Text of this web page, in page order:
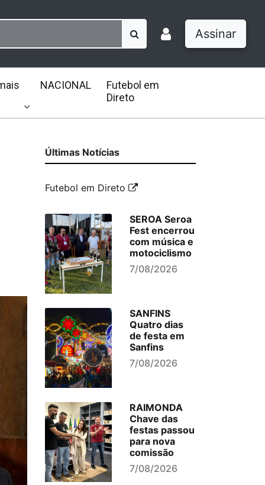
Assinar
NACIONAL
Futebol em
Direto
Últimas Notícias
Futebol em Direto
SEROA Seroa
Fest encerrou
com música e
motociclismo
7/08/2026
SANFINS
Quatro dias
de festa em
Sanfins
7/08/2026
RAIMONDA
Chave das
festas passou
para nova
comissão
7/08/2026